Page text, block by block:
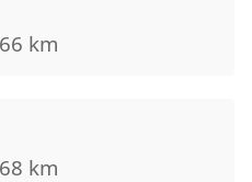
km
km